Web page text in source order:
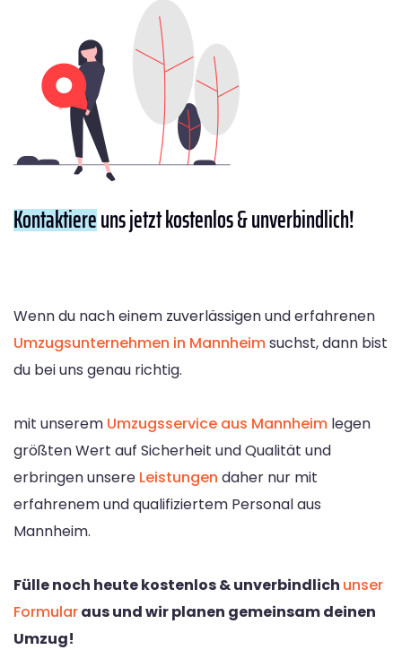
Kontaktiereuns jetzt kostenlos & unverbindlich!
Wenn du nach einem zuverlässigen und erfahrenen
Umzugsunternehmen in Mannheimsuchst, dann bist
du bei uns genau richtig.
mit unserem Umzugsservice aus Mannheim legen
größten Wert auf Sicherheit und Qualität und
erbringen unsere Leistungen daher nur mit
erfahrenem und qualifiziertem Personal aus
Mannheim.
Fülle noch heute kostenlos & unverbindlich unser
Formularaus und wir planen gemeinsam deinen
Umzug!